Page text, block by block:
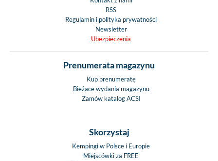
RSS
Regulamin i polityka prywatności
Newsletter
Ubezpieczenia
Prenumerata magazynu
Kup prenumeratę
Bieżace wydania magazynu
Zamów katalog ACSI
Skorzystaj
Kempingi w Polsce i Europie
Miejscówki za FREE